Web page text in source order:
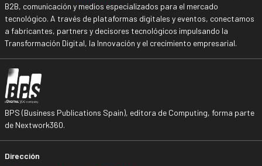
B2B, comunicación y medios especializados para el mercado
tecnológico. A través de plataformas digitales y eventos, conectamos
a fabricantes, partners y decisores tecnológicos impulsando la
Transformación Digital, la Innovación y el crecimiento empresarial.
BPS (Business Publications Spain), editora de Computing, forma parte
de Nextwork360.
Dirección